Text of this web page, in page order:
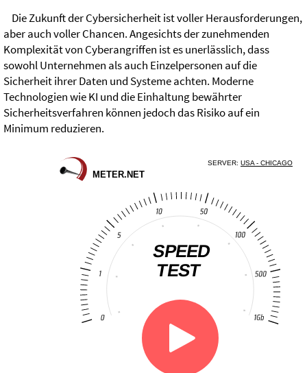
Die Zukunft der Cybersicherheit ist voller Herausforderungen,
aber auch voller Chancen. Angesichts der zunehmenden
Komplexität von Cyberangriffen ist es unerlässlich, dass
sowohl Unternehmen als auch Einzelpersonen auf die
Sicherheit ihrer Daten und Systeme achten. Moderne
Technologien wie KI und die Einhaltung bewährter
Sicherheitsverfahren können jedoch das Risiko auf ein
Minimum reduzieren.